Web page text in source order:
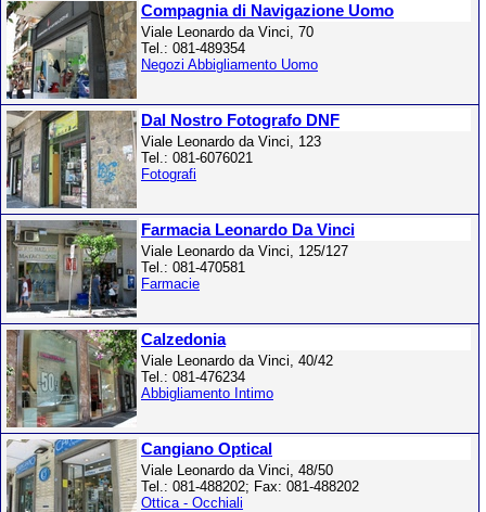
Compagnia di Navigazione Uomo
Viale Leonardo da Vinci, 70
Tel.: 081-489354
Negozi Abbigliamento Uomo
Dal Nostro Fotografo DNF
Viale Leonardo da Vinci, 123
Tel.: 081-6076021
Fotografi
Farmacia Leonardo Da Vinci
Viale Leonardo da Vinci, 125/127
Tel.: 081-470581
Farmacie
Calzedonia
Viale Leonardo da Vinci, 40/42
Tel.: 081-476234
Abbigliamento Intimo
Cangiano Optical
Viale Leonardo da Vinci, 48/50
Tel.: 081-488202; Fax: 081-488202
Ottica - Occhiali